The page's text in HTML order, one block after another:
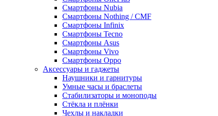
Смартфоны Nubia
Смартфоны Nothing / CMF
Смартфоны Infinix
Смартфоны Tecno
Смартфоны Asus
Смартфоны Vivo
Смартфоны Oppo
Аксессуары и гаджеты
Наушники и гарнитуры
Умные часы и браслеты
Стабилизаторы и моноподы
Стёкла и плёнки
Чехлы и накладки